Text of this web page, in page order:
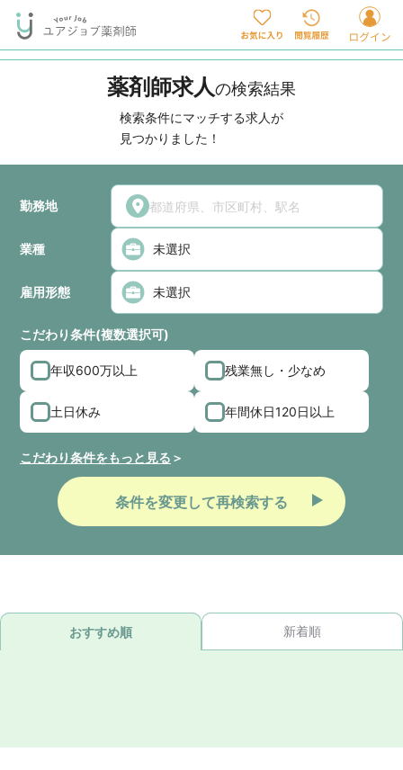
薬剤師求人の検索結果
検索条件にマッチする求人が
見つかりました！
勤務地
業種
雇用形態
こだわり条件(複数選択可)
年収600万以上 残業無し・少なめ
土日休み 年間休日120日以上
こだわり条件をもっと見る
条件を変更して再検索する
おすすめ順 新着順